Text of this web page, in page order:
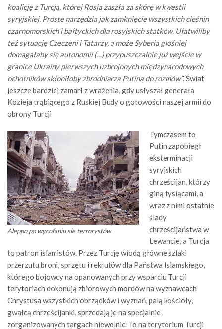
koalicję z Turcją, której Rosja zaszła za skórę w kwestii
syryjskiej. Proste narzędzia jak zamknięcie wszystkich cieśnin
czarnomorskich i bałtyckich dla rosyjskich statków. Ułatwiliby
też sytuację Czeczeni i Tatarzy, a może Syberia głośniej
domagałaby się autonomii (…) przypuszczalnie już wejście w
granice Ukrainy pierwszych uzbrojonych międzynarodowych
ochotników skłoniłoby zbrodniarza Putina do rozmów”. Świat
jeszcze bardziej zamarł z wrażenia, gdy usłyszał generała
Kozieja trąbiącego z Ruskiej Budy o gotowości naszej armii do
obrony Turcji
Aleppo po wycofaniu sie terrorystów
Tymczasem to
Putin zapobiegł
eksterminacji
syryjskich
chrześcijan, którzy
giną tysiącami, a
wraz z nimi ostatnie
ślady
chrześcijaństwa w
Lewancie, a Turcja
to patron islamistów. Przez Turcję wiodą główne szlaki
przerzutu broni, sprzętu i rekrutów dla Państwa Islamskiego,
którego bojowcy na opanowanych przy wsparciu Turcji
terytoriach dokonują zbiorowych mordów na wyznawcach
Chrystusa wszystkich obrządków i wyznań, palą kościoły,
gwałcą chrześcijanki, sprzedają je na specjalnie
zorganizowanych targach niewolnic. To na terytorium Turcji